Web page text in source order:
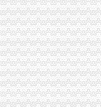
大足县工商局采取八大举措维护
忠县工商局开展“两节”重庆代办
梁平县工商局“三大工程”渝中区
涪陵局渝中区工商代办举行例较
大渡口区工商分局重庆代办营业
梁平局化招生广告市渝中区代办
永川局渝中区工商代办采取三项
巴南局渝中区代办营业执照三项
沙坪坝局突出“三抓”重庆代办公
大足局渝中区代办营业执照组织